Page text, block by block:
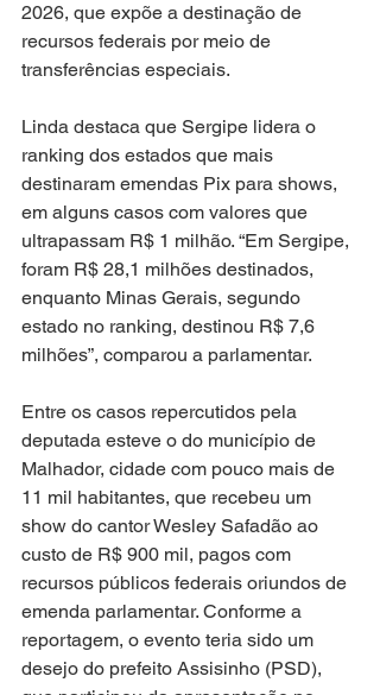
2026, que expõe a destinação de
recursos federais por meio de
transferências especiais.
Linda destaca que Sergipe lidera o
ranking dos estados que mais
destinaram emendas Pix para shows,
em alguns casos com valores que
ultrapassam R$ 1 milhão. “Em Sergipe,
foram R$ 28,1 milhões destinados,
enquanto Minas Gerais, segundo
estado no ranking, destinou R$ 7,6
milhões”, comparou a parlamentar.
Entre os casos repercutidos pela
deputada esteve o do município de
Malhador, cidade com pouco mais de
11 mil habitantes, que recebeu um
show do cantor Wesley Safadão ao
custo de R$ 900 mil, pagos com
recursos públicos federais oriundos de
emenda parlamentar. Conforme a
reportagem, o evento teria sido um
desejo do prefeito Assisinho (PSD),